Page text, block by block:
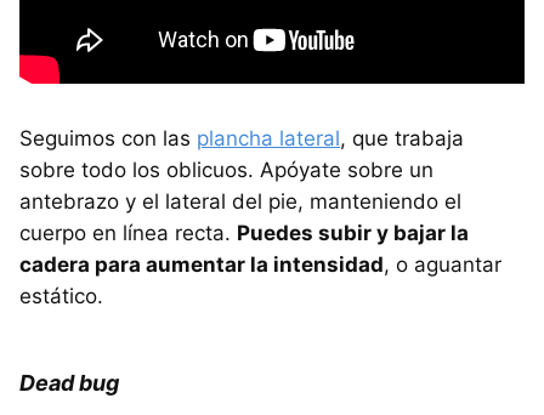
Seguimos con las plancha lateral, que trabaja
sobre todo los oblicuos. Apóyate sobre un
antebrazo y el lateral del pie, manteniendo el
cuerpo en línea recta. Puedes subir y bajar la
cadera para aumentar la intensidad, o aguantar
estático.
Dead bug